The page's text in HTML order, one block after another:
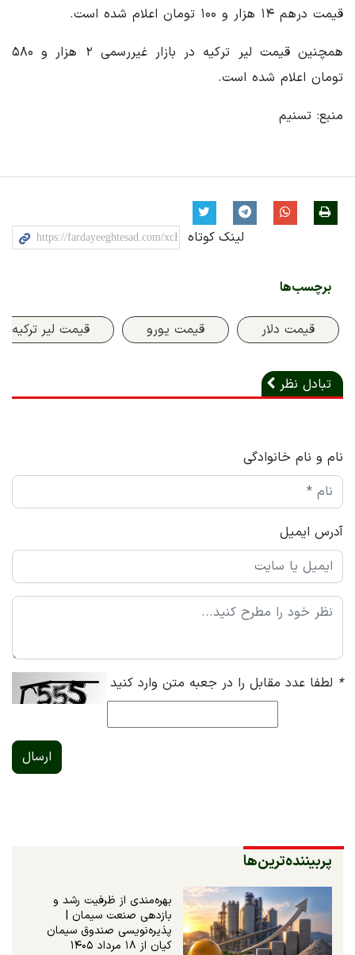
قیمت درهم ۱۴ هزار و ۱۰۰ تومان اعلام شده است.
همچنین قیمت لیر ترکیه در بازار غیررسمی ۲ هزار و ۵۸۰
تومان اعلام شده است.
منبع: تسنیم
لینک کوتاه
برچسب‌ها
قیمت دلار قیمت یورو قیمت لیر ترکیه
تبادل نظر
نام و نام خانوادگی
آدرس ایمیل
* لطفا عدد مقابل را در جعبه متن وارد کنید
ارسال
پربیننده‌ترین‌ها
بهره‌مندی از ظرفیت رشد و
بازدهی صنعت سیمان |
پذیره‌نویسی صندوق سیمان
کیان از ۱۸ مرداد ۱۴۰۵